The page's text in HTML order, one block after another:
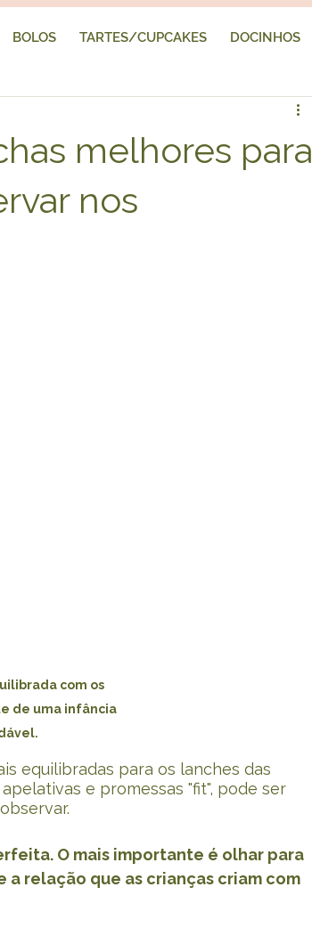
BOLOS TARTES/CUPCAKES DOCINHOS
melhores para
nos
com os
de uma infância
equilibradas para os lanches das
e promessas "fit", pode ser
O mais importante é olhar para
relação que as crianças criam com